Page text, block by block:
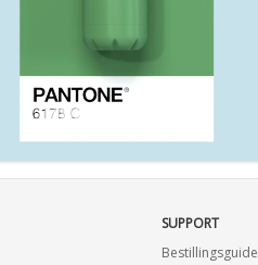
SUPPORT
Bestillingsguide